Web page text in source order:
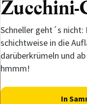
Zucchini-
Schneller geht´s
schichtweise in die
darüberkrümeln und
hmmm!
In